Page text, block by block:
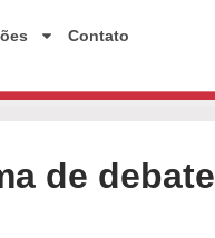
Contato
de debate